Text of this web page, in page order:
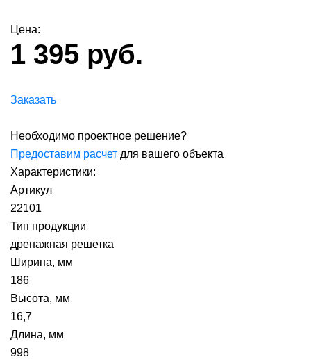
Цена:
1 395 руб.
Заказать
Необходимо проектное решение?
Предоставим расчет для вашего объекта
Характеристики:
Артикул
22101
Тип продукции
дренажная решетка
Ширина, мм
186
Высота, мм
16,7
Длина, мм
998